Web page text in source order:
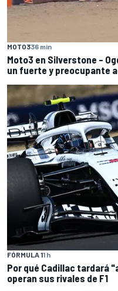
MOTO336 min
Moto3 en Silverstone –
un fuerte y preocupante
FÓRMULA 11 h
Por qué Cadillac tardará
operan sus rivales de F1